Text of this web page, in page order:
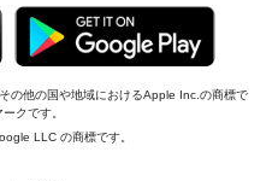
の他の国や地域におけるApple Inc.の商標で
クです。
LLC の商標です。